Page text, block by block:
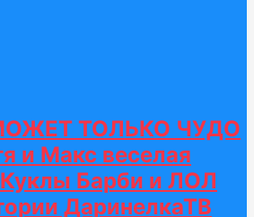
ТОЛЬКО ЧУДО
и Макс веселая
Барби и ЛОЛ
ДаринелкаТВ